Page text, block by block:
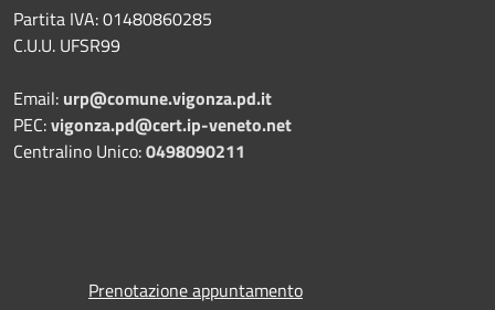
Partita IVA: 01480860285
C.U.U. UFSR99
Email: urp@comune.vigonza.pd.it
PEC:vigonza.pd@cert.ip-veneto.net
Centralino Unico:0498090211
Prenotazione appuntamento